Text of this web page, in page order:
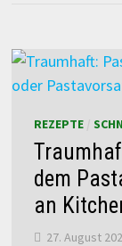
REZEPTE/
dem
an
27. August